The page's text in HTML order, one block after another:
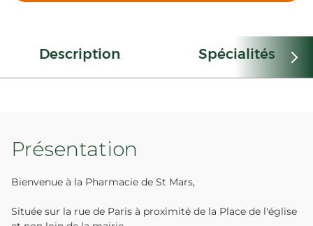
Description Spécialités
Présentation
Bienvenue à la Pharmacie de St Mars,
Située sur la rue de Paris à proximité de la Place de l'église